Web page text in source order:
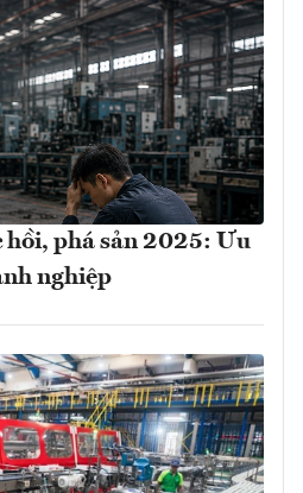
hồi, phá sản 2025: Ưu
nghiệp